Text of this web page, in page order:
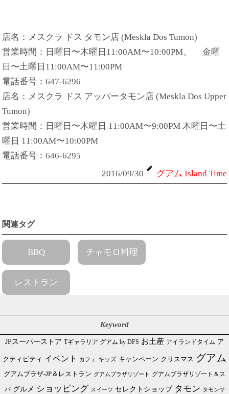
店名：メスクラ ドス タモン店 (Meskla Dos Tumon)
営業時間：日曜日〜木曜日11:00AM〜10:00PM、 金曜
日〜土曜日11:00AM〜11:00PM
電話番号：647-6296
店名：メスクラ ドス アッパータモン店 (Meskla Dos Upper
Tumon)
営業時間：日曜日〜木曜日 11:00AM〜9:00PM 木曜日〜土
曜日 11:00AM〜10:00PM
電話番号：646-6295
2016/09/30
グアム Island Time
関連タグ
BBQ チャモロ料理
レストラン
Keyword
JPスーパーストア Tギャラリア グアム by DFS お土産 アイランドタイム ア
クティビティ イベント カフェ キッズ キャンペーン クリスマス グアム
グアムプラザ-JP＆レストラン グアムプラザリゾート グアムプラザリゾート＆ス
パ グルメ ショッピング スイーツ セレクトショップ タモン タモンサ